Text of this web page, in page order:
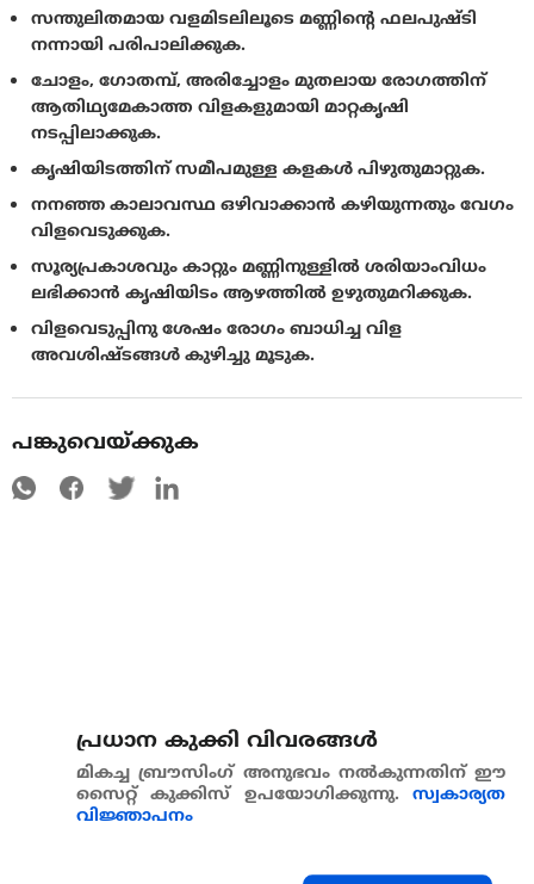
സന്തുലിതമായ വളമിടലിലൂടെ മണ്ണിന്റെ ഫലപുഷ്ടി
നന്നായി പരിപാലിക്കുക.
ചോളം, ഗോതമ്പ്, അരിച്ചോളം മുതലായ രോഗത്തിന്
ആതിഥ്യമേകാത്ത വിളകളുമായി മാറ്റകൃഷി
നടപ്പിലാക്കുക.
കൃഷിയിടത്തിന് സമീപമുള്ള കളകള്‍ പിഴുതുമാറ്റുക.
നനഞ്ഞ കാലാവസ്ഥ ഒഴിവാക്കാന്‍ കഴിയുന്നതും വേഗം
വിളവെടുക്കുക.
സൂര്യപ്രകാശവും കാറ്റും മണ്ണിനുള്ളില്‍ ശരിയാംവിധം
ലഭിക്കാന്‍ കൃഷിയിടം ആഴത്തില്‍ ഉഴുതുമറിക്കുക.
വിളവെടുപ്പിനു ശേഷം രോഗം ബാധിച്ച വിള
അവശിഷ്ടങ്ങള്‍ കുഴിച്ചു മൂടുക.
പങ്കുവെയ്ക്കുക
പ്രധാന കുക്കി വിവരങ്ങള്‍
മികച്ച ബ്രൗസിംഗ് അനുഭവം നൽകുന്നതിന് ഈ
സൈറ്റ് കുക്കിസ് ഉപയോഗിക്കുന്നു. സ്വകാര്യത
വിജ്ഞാപനം